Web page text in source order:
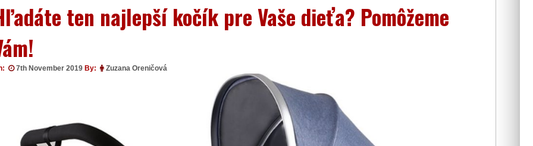
ten najlepší kočík pre Vaše dieťa? Pomôžeme
7th November 2019 By: Zuzana Oreničová